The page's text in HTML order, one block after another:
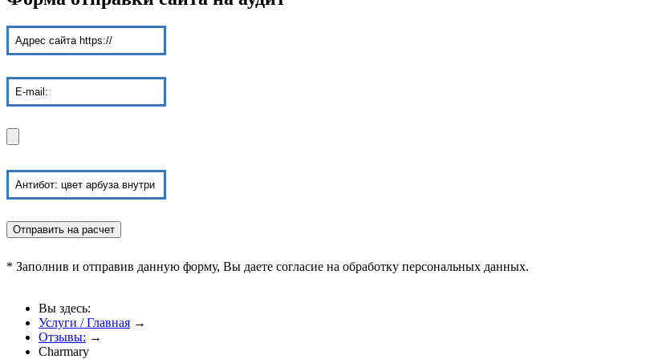
* Заполнив и отправив данную форму, Вы даете согласие на обработку персональных данных.
Вы здесь:
Услуги / Главная →
Отзывы: →
Charmary